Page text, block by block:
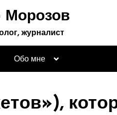
Морозов
журналист
Обо мне